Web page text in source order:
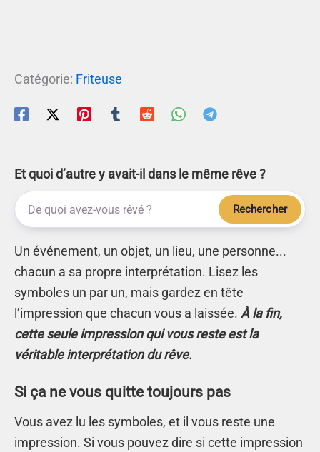
Catégorie: Friteuse
Et quoi d’autre y avait-il dans le même rêve ?
Rechercher
Un événement, un objet, un lieu, une personne...
chacun a sa propre interprétation. Lisez les
symboles un par un, mais gardez en tête
l’impression que chacun vous a laissée. À la fin,
cette seule impression qui vous reste est la
véritable interprétation du rêve.
Si ça ne vous quitte toujours pas
Vous avez lu les symboles, et il vous reste une
impression. Si vous pouvez dire si cette impression